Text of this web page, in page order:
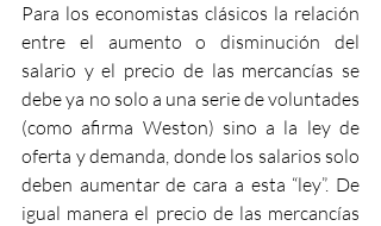
Para los economistas clásicos la relación
entre el aumento o disminución del
salario y el precio de las mercancías se
debe ya no solo a una serie de voluntades
(como afirma Weston) sino a la ley de
oferta y demanda, donde los salarios solo
deben aumentar de cara a esta “ley”. De
igual manera el precio de las mercancías